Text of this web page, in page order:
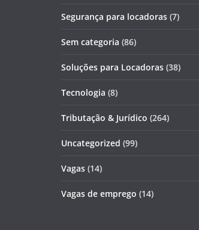
Segurança para locadoras (7)
Sem categoria (86)
Soluções para Locadoras (38)
Tecnologia (8)
Tributação & Jurídico (264)
Uncategorized (99)
Vagas (14)
Vagas de emprego (14)